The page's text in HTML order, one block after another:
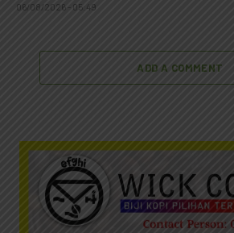
06/08/2026 - 05:49
ADD A COMMENT